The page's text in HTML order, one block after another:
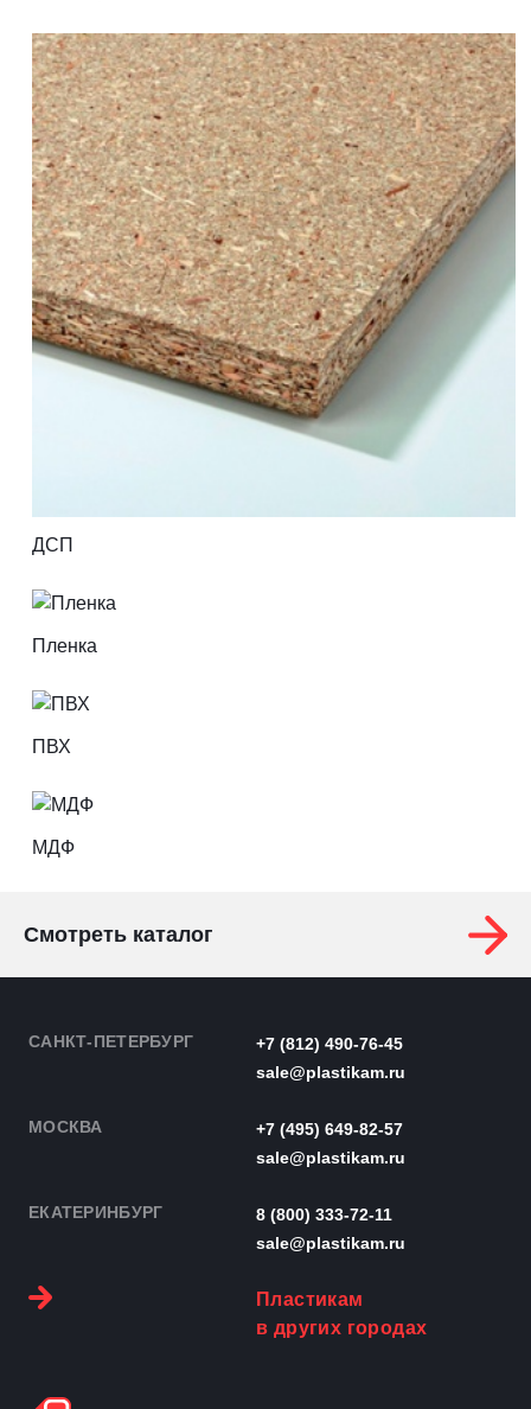
ДСП
Пленка
ПВХ
МДФ
Смотреть каталог
САНКТ-ПЕТЕРБУРГ
+7 (812) 490-76-45
sale@plastikam.ru
МОСКВА
+7 (495) 649-82-57
sale@plastikam.ru
ЕКАТЕРИНБУРГ
8 (800) 333-72-11
sale@plastikam.ru
Пластикам
в других городах